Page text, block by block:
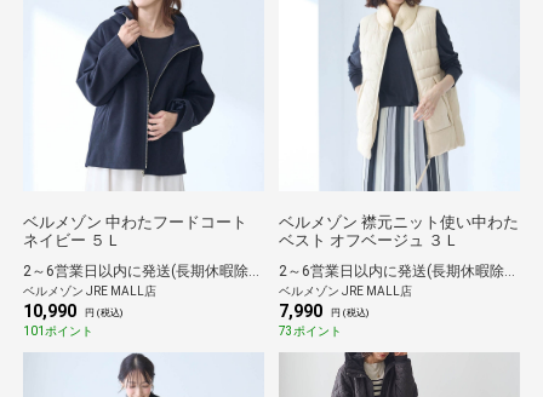
ベルメゾン 中わたフードコート
ネイビー ５Ｌ
2～6営業日以内に発送(長期休暇除く)
ベルメゾン JRE MALL店
10,990 円 (税込)
101ポイント
ベルメゾン 襟元ニット使い中わた
ベスト オフベージュ ３Ｌ
2～6営業日以内に発送(長期休暇除く)
ベルメゾン JRE MALL店
7,990 円 (税込)
73ポイント